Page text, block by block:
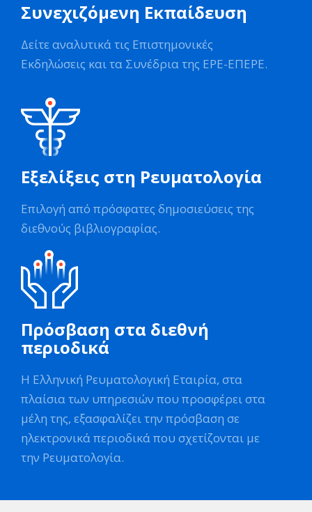
Συνεχιζόμενη Εκπαίδευση
Δείτε αναλυτικά τις Επιστημονικές
Εκδηλώσεις και τα Συνέδρια της ΕΡΕ-ΕΠΕΡΕ.
Εξελίξεις στη Ρευματολογία
Επιλογή από πρόσφατες δημοσιεύσεις της
διεθνούς βιβλιογραφίας.
Πρόσβαση στα διεθνή
περιοδικά
Η Ελληνική Ρευματολογική Εταιρία, στα
πλαίσια των υπηρεσιών που προσφέρει στα
μέλη της, εξασφαλίζει την πρόσβαση σε
ηλεκτρονικά περιοδικά που σχετίζονται με
την Ρευματολογία.